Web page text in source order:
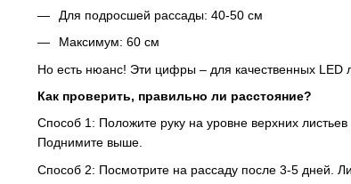
Для подросшей рассады: 40-50 см
Максимум: 60 см
Но есть нюанс! Эти цифры – для качественных
Как проверить, правильно ли расстояние?
Способ 1: Положите руку на уровне верхних
Поднимите выше.
Способ 2: Посмотрите на рассаду после 3-5 дней.